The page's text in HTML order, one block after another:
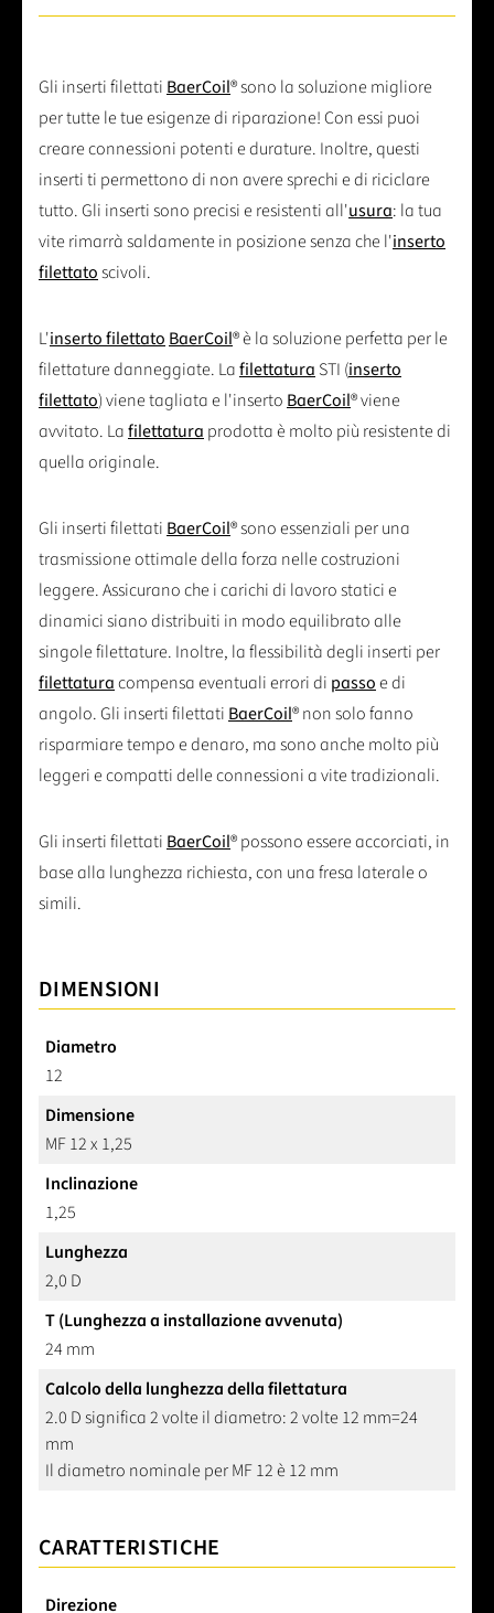
Gli inserti filettati BaerCoil® sono la soluzione migliore
per tutte le tue esigenze di riparazione! Con essi puoi
creare connessioni potenti e durature. Inoltre, questi
inserti ti permettono di non avere sprechi e di riciclare
tutto. Gli inserti sono precisi e resistenti all'usura: la tua
vite rimarrà saldamente in posizione senza che l'inserto
filettatoscivoli.
L'inserto filettato BaerCoil® è la soluzione perfetta per le
filettature danneggiate. Lafilettatura STI (inserto
filettato) viene tagliata e l'inserto BaerCoil® viene
avvitato. Lafilettatura prodotta è molto più resistente di
quella originale.
Gli inserti filettati BaerCoil® sono essenziali per una
trasmissione ottimale della forza nelle costruzioni
leggere. Assicurano che i carichi di lavoro statici e
dinamici siano distribuiti in modo equilibrato alle
singole filettature. Inoltre, la flessibilità degli inserti per
filettaturacompensa eventuali errori di passoe di
angolo. Gli inserti filettati BaerCoil® non solo fanno
risparmiare tempo e denaro, ma sono anche molto più
leggeri e compatti delle connessioni a vite tradizionali.
Gli inserti filettati BaerCoil® possono essere accorciati, in
base alla lunghezza richiesta, con una fresa laterale o
simili.
DIMENSIONI
Diametro
12
Dimensione
MF 12 x 1,25
Inclinazione
1,25
Lunghezza
2,0 D
T (Lunghezza a installazione avvenuta)
24 mm
Calcolo della lunghezza della filettatura
2.0 D significa 2 volte il diametro: 2 volte 12 mm=24
mm
Il diametro nominale per MF 12 è 12 mm
CARATTERISTICHE
Direzione